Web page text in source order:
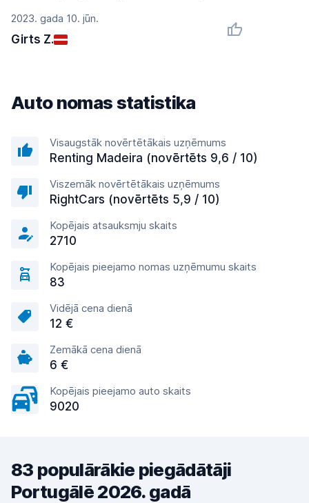
2023. gada 10. jūn.
Girts Z.
Auto nomas statistika
Visaugstāk novērtētākais uzņēmums
Renting Madeira (novērtēts 9,6 / 10)
Viszemāk novērtētākais uzņēmums
RightCars (novērtēts 5,9 / 10)
Kopējais atsauksmju skaits
2710
Kopējais pieejamo nomas uzņēmumu skaits
83
Vidējā cena dienā
12 €
Zemākā cena dienā
6 €
Kopējais pieejamo auto skaits
9020
83 populārākie piegādātāji
Portugālē 2026. gadā